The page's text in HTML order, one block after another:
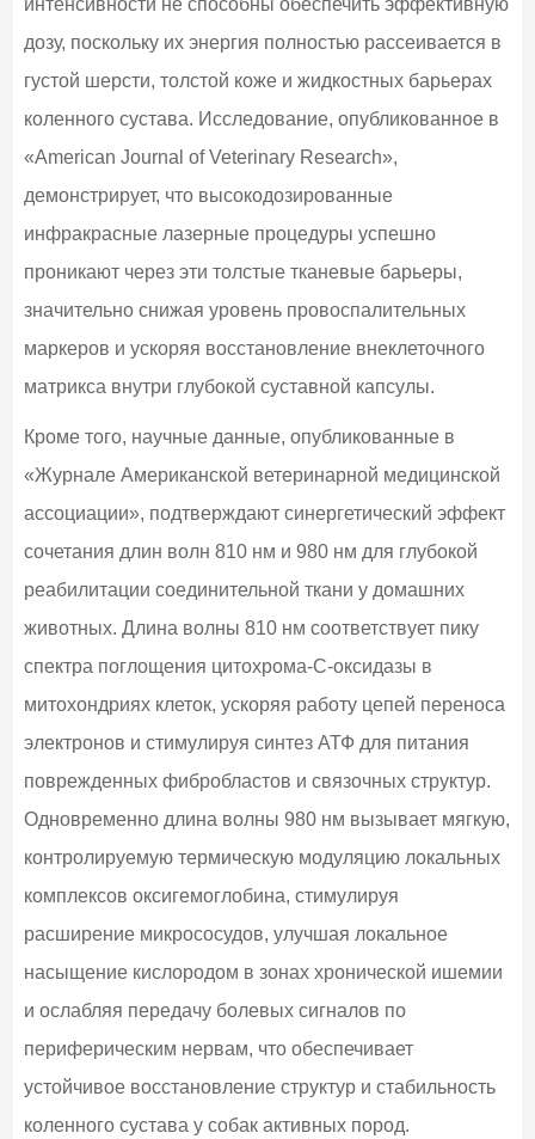
интенсивности не способны обеспечить эффективную
дозу, поскольку их энергия полностью рассеивается в
густой шерсти, толстой коже и жидкостных барьерах
коленного сустава. Исследование, опубликованное в
«American Journal of Veterinary Research»,
демонстрирует, что высокодозированные
инфракрасные лазерные процедуры успешно
проникают через эти толстые тканевые барьеры,
значительно снижая уровень провоспалительных
маркеров и ускоряя восстановление внеклеточного
матрикса внутри глубокой суставной капсулы.
Кроме того, научные данные, опубликованные в
«Журнале Американской ветеринарной медицинской
ассоциации», подтверждают синергетический эффект
сочетания длин волн 810 нм и 980 нм для глубокой
реабилитации соединительной ткани у домашних
животных. Длина волны 810 нм соответствует пику
спектра поглощения цитохрома-С-оксидазы в
митохондриях клеток, ускоряя работу цепей переноса
электронов и стимулируя синтез АТФ для питания
поврежденных фибробластов и связочных структур.
Одновременно длина волны 980 нм вызывает мягкую,
контролируемую термическую модуляцию локальных
комплексов оксигемоглобина, стимулируя
расширение микрососудов, улучшая локальное
насыщение кислородом в зонах хронической ишемии
и ослабляя передачу болевых сигналов по
периферическим нервам, что обеспечивает
устойчивое восстановление структур и стабильность
коленного сустава у собак активных пород.